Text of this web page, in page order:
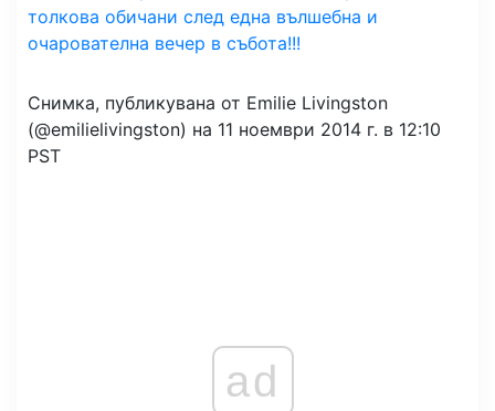
толкова обичани след една вълшебна и
очарователна вечер в събота!!!
Снимка, публикувана от Emilie Livingston
(@emilielivingston) на 11 ноември 2014 г. в 12:10
PST
ad